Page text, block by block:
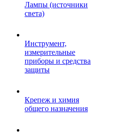
Лампы (источники
света)
Инструмент,
измерительные
приборы и средства
защиты
Крепеж и химия
общего назначения